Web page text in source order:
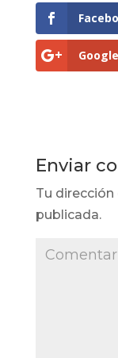
Enviar
Tu
publicada.